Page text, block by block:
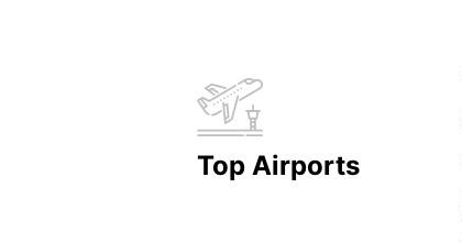
Top Airports